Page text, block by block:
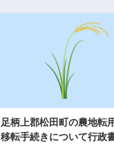
足柄上郡松田町の農地転
移転手続きについて行政